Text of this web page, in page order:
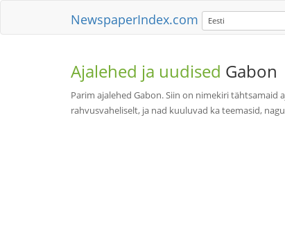
NewspaperIndex.com Eesti
Ajalehed ja uudised Gabon
Parim ajalehed Gabon. Siin on nimekiri tähtsamaid
rahvusvaheliselt, ja nad kuuluvad ka teemasid,